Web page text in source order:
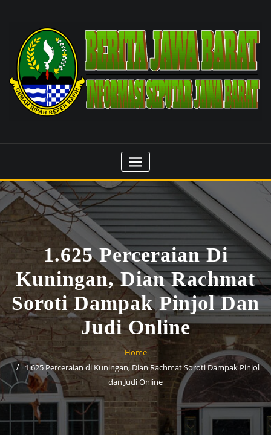
1.625 Perceraian Di
Kuningan, Dian Rachmat
Soroti Dampak Pinjol Dan
Judi Online
Home
1.625 Perceraian di Kuningan, Dian Rachmat Soroti Dampak Pinjol
dan Judi Online